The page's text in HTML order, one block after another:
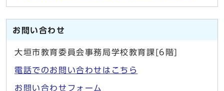
お問い合わせ
大垣市教育委員会事務局学校教育課[6階]
電話でのお問い合わせはこちら
お問い合わせフォーム